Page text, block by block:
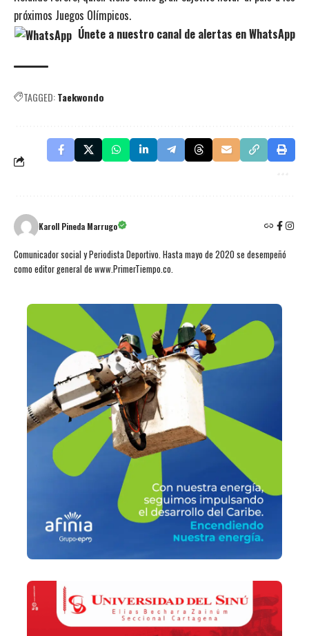
próximos Juegos Olímpicos.
Únete a nuestro canal de alertas en WhatsApp
TAGGED:Taekwondo
Karoll Pineda Marrugo
Comunicador social y Periodista Deportivo. Hasta mayo de 2020 se desempeñó
como editor general de www.PrimerTiempo.co.